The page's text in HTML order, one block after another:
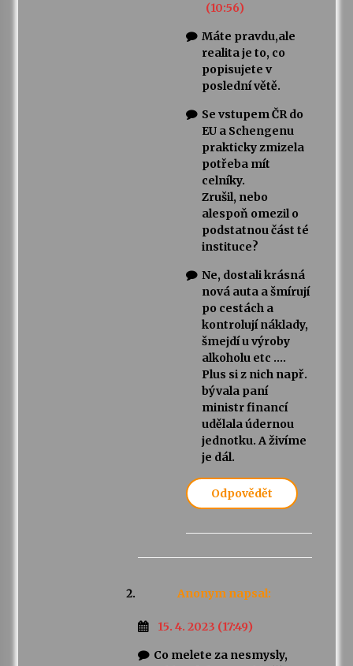
(10:56)
Máte pravdu,ale
realita je to, co
popisujete v
poslední větě.
Se vstupem ČR do
EU a Schengenu
prakticky zmizela
potřeba mít
celníky.
Zrušil, nebo
alespoň omezil o
podstatnou část té
instituce?
Ne, dostali krásná
nová auta a šmírují
po cestách a
kontrolují náklady,
šmejdí u výroby
alkoholu etc ….
Plus si z nich např.
bývala paní
ministr financí
udělala údernou
jednotku. A živíme
je dál.
Odpovědět
Anonym napsal:
15. 4. 2023 (17:49)
Co melete za nesmysly,